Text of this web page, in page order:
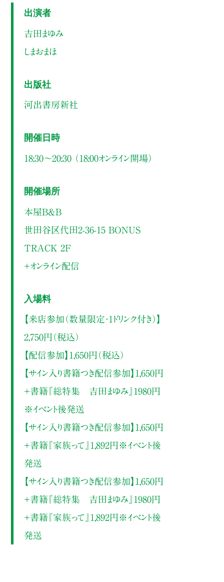
出演者
吉田まゆみ
しまおまほ
出版社
河出書房新社
開催日時
18:30～20:30 （18:00オンライン開場）
開催場所
本屋B&B
世田谷区代田2-36-15 BONUS
TRACK 2F
＋オンライン配信
入場料
【来店参加（数量限定・1ドリンク付き）】
2,750円（税込）
【配信参加】1,650円（税込）
【サイン入り書籍つき配信参加】1,650円
＋書籍『総特集 吉田まゆみ』1980円
※イベント後発送
【サイン入り書籍つき配信参加】1,650円
＋書籍『家族って』1,892円※イベント後
発送
【サイン入り書籍つき配信参加】1,650円
＋書籍『総特集 吉田まゆみ』1980円
＋書籍『家族って』1,892円※イベント後
発送